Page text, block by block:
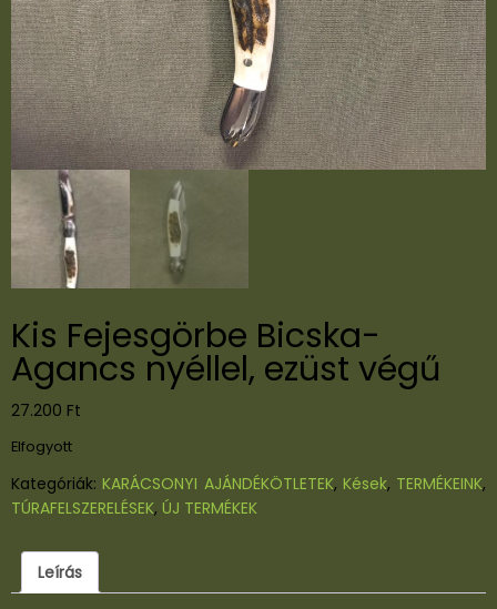
Kis Fejesgörbe Bicska-
Agancs nyéllel, ezüst végű
27.200 Ft
Elfogyott
Kategóriák:KARÁCSONYI AJÁNDÉKÖTLETEK, Kések, TERMÉKEINK,
TÚRAFELSZERELÉSEK, ÚJ TERMÉKEK
Leírás